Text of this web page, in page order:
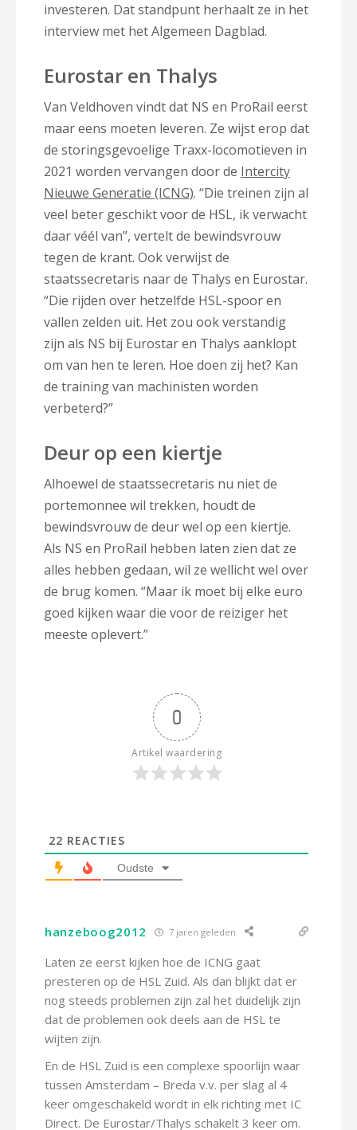
investeren. Dat standpunt herhaalt ze in het
interview met het Algemeen Dagblad.
Eurostar en Thalys
Van Veldhoven vindt dat NS en ProRail eerst
maar eens moeten leveren. Ze wijst erop dat
de storingsgevoelige Traxx-locomotieven in
2021 worden vervangen door de Intercity
Nieuwe Generatie (ICNG). “Die treinen zijn al
veel beter geschikt voor de HSL, ik verwacht
daar véél van”, vertelt de bewindsvrouw
tegen de krant. Ook verwijst de
staatssecretaris naar de Thalys en Eurostar.
“Die rijden over hetzelfde HSL-spoor en
vallen zelden uit. Het zou ook verstandig
zijn als NS bij Eurostar en Thalys aanklopt
om van hen te leren. Hoe doen zij het? Kan
de training van machinisten worden
verbeterd?”
Deur op een kiertje
Alhoewel de staatssecretaris nu niet de
portemonnee wil trekken, houdt de
bewindsvrouw de deur wel op een kiertje.
Als NS en ProRail hebben laten zien dat ze
alles hebben gedaan, wil ze wellicht wel over
de brug komen. “Maar ik moet bij elke euro
goed kijken waar die voor de reiziger het
meeste oplevert.”
0
Artikel waardering
22 REACTIES
Oudste
hanzeboog2012 7 jaren geleden
Laten ze eerst kijken hoe de ICNG gaat
presteren op de HSL Zuid. Als dan blijkt dat er
nog steeds problemen zijn zal het duidelijk zijn
dat de problemen ook deels aan de HSL te
wijten zijn.
En de HSL Zuid is een complexe spoorlijn waar
tussen Amsterdam – Breda v.v. per slag al 4
keer omgeschakeld wordt in elk richting met IC
Direct. De Eurostar/Thalys schakelt 3 keer om.